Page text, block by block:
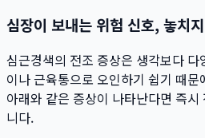
심장이 보내는 위험 신호, 놓치
심근경색의 전조 증상은 생각보다
이나 근육통으로 오인하기 쉽기 때
아래와 같은 증상이 나타난다면 즉
니다.